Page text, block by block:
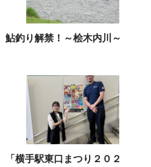
鮎釣り解禁！～桧木内川～
「横手駅東口まつり２０２